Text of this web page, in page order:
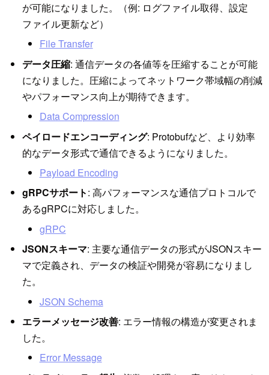
が可能になりました。（例: ログファイル取得、設定
ファイル更新など）
File Transfer
データ圧縮: 通信データの各値等を圧縮することが可能
になりました。圧縮によってネットワーク帯域幅の削減
やパフォーマンス向上が期待できます。
Data Compression
ペイロードエンコーディング: Protobufなど、より効率
的なデータ形式で通信できるようになりました。
Payload Encoding
gRPCサポート: 高パフォーマンスな通信プロトコルで
あるgRPCに対応しました。
gRPC
JSONスキーマ: 主要な通信データの形式がJSONスキー
マで定義され、データの検証や開発が容易になりまし
た。
JSON Schema
エラーメッセージ改善: エラー情報の構造が変更されま
した。
Error Message